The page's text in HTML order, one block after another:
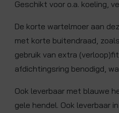
Geschikt voor o.a. koeling,
De korte wartelmoer aan
met korte buitendraad,
gebruik van extra
afdichtingsring benodigd,
Ook leverbaar met blauwe
gele hendel. Ook leverbaar